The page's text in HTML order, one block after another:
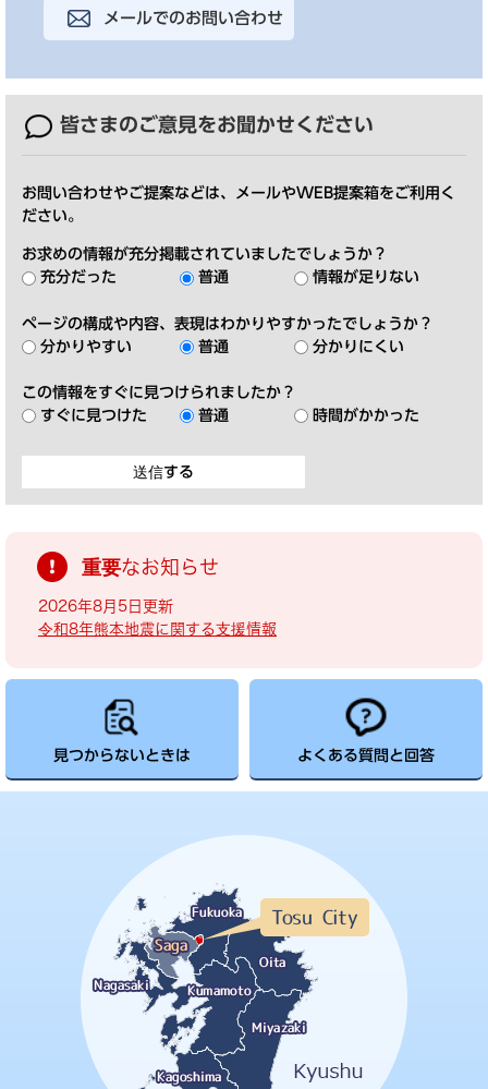
メールでのお問い合わせ
皆さまのご意見をお聞かせください
お問い合わせやご提案などは、メールやWEB提案箱をご利用く
ださい。
お求めの情報が充分掲載されていましたでしょうか？
充分だった
普通 情報が足りない
ページの構成や内容、表現はわかりやすかったでしょうか？
分かりやすい
普通 分かりにくい
この情報をすぐに見つけられましたか？
すぐに見つけた
普通 時間がかかった
重要なお知らせ
2026年8月5日更新
令和8年熊本地震に関する支援情報
見つからないときは よくある質問と回答